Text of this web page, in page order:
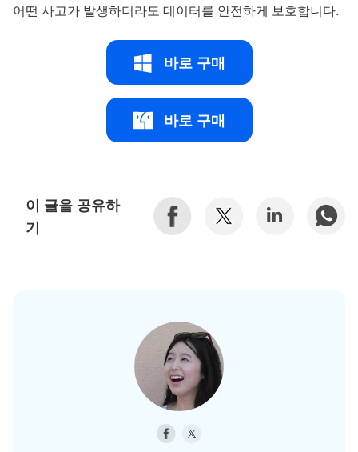
어떤 사고가 발생하더라도 데이터를 안전하게 보호합니다.
바로 구매
바로 구매
이 글을 공유하
기